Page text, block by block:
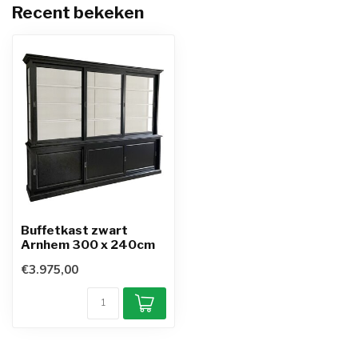
Recent bekeken
Buffetkast zwart
Arnhem 300 x 240cm
€3.975,00